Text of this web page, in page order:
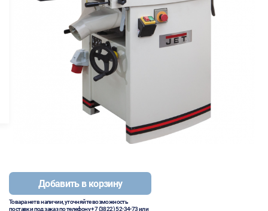
Добавить в корзину
Товара нет в наличии, уточняйте возможность
поставки под заказ по телефону+7 (3822) 52-34-73или